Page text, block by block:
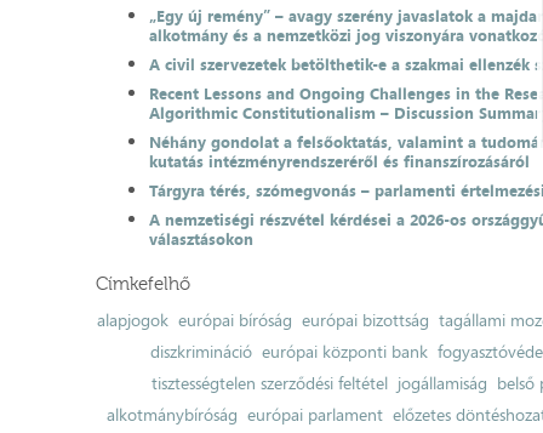
„Egy új remény” – avagy szerény javaslatok a
alkotmány és a nemzetközi jog viszonyára
A civil szervezetek betölthetik-e a szakmai ellenzék
Recent Lessons and Ongoing Challenges in the
Algorithmic Constitutionalism – Discussion
Néhány gondolat a felsőoktatás, valamint a
kutatás intézményrendszeréről és finanszírozásáról
Tárgyra térés, szómegvonás – parlamenti
A nemzetiségi részvétel kérdései a 2026-os
választásokon
Címkefelhő
alapjogok európai bíróság európai bizottság tagállami
diszkrimináció európai központi bank
tisztességtelen szerződési feltétel jogállamiság belső
alkotmánybíróság európai parlament előzetes